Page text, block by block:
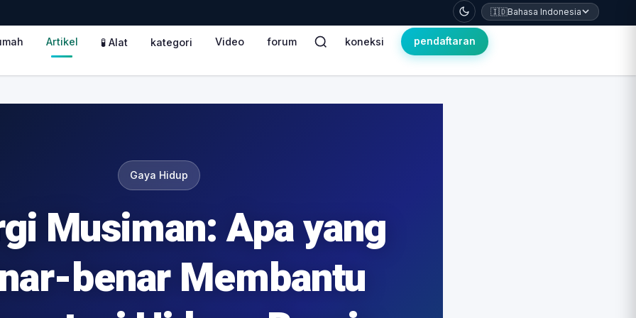
🇮🇩Bahasa Indonesia
Artikel 🧪 Alat kategori Video forum koneksi pendaftaran
Gaya Hidup
Musiman: Apa yang
benar Membantu